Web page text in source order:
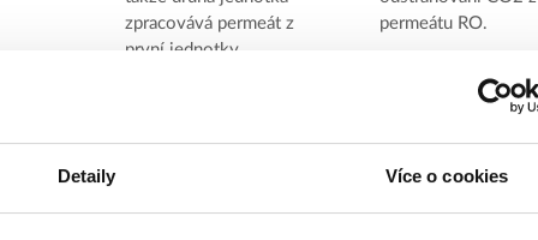
Detaily Více o cookies
zpracovává permeát z
první jednotky.
permeátu RO.